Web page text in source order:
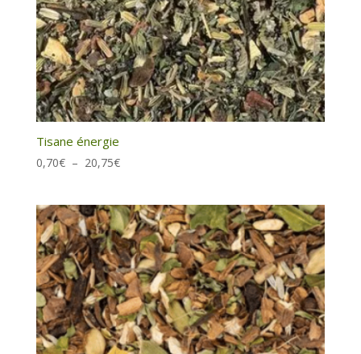
Tisane énergie
0,70€ – 20,75€Plage
0,70€
à
20,75€